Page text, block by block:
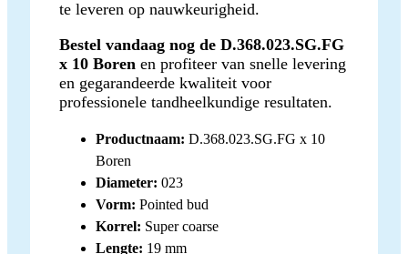
te leveren op nauwkeurigheid.
Bestel vandaag nog de D.368.023.SG.FG
x 10 Boren en profiteer van snelle levering
en gegarandeerde kwaliteit voor
professionele tandheelkundige resultaten.
Productnaam: D.368.023.SG.FG x 10
Boren
Diameter: 023
Vorm: Pointed bud
Korrel: Super coarse
Lengte: 19 mm